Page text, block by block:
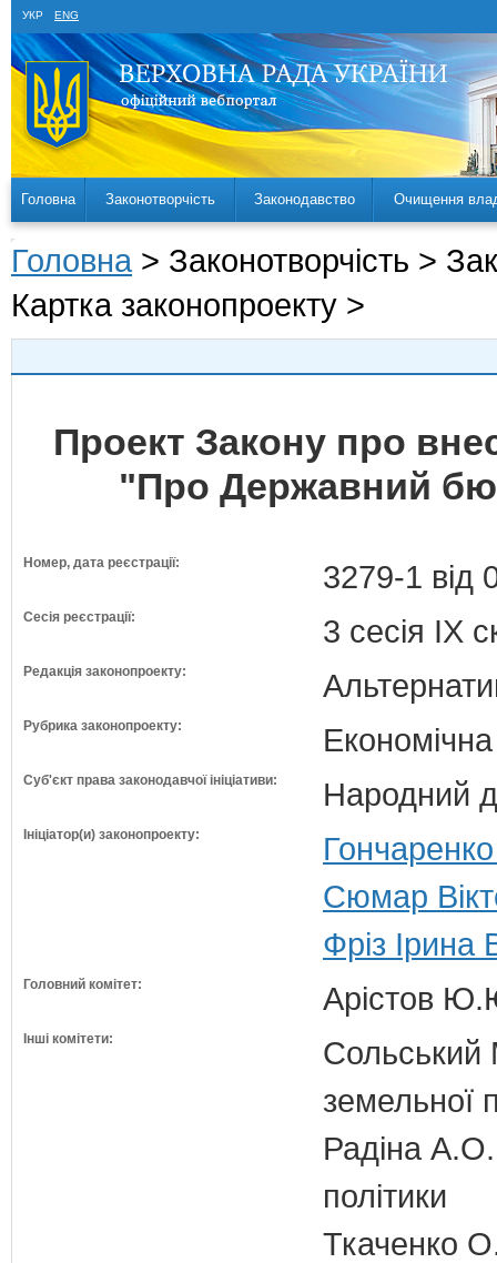
УКР ENG
Головна Законотворчість Законодавство Очищення
Головна > Законотворчість >
Картка законопроекту >
Проект Закону про
"Про Державний
Номер, дата реєстрації: 3279-1 від
Сесія реєстрації: 3 сесія IX
Редакція законопроекту:
Рубрика законопроекту:
Суб'єкт права законодавчої ініціативи: Народний
Ініціатор(и) законопроекту:
Сюмар
Фріз Ірина
Головний комітет: Арістов
Інші комітети:
Сольський
земельної
Радіна А.О.
політики
Ткаченко